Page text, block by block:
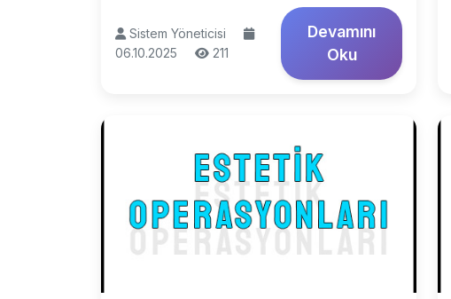
Sistem Yöneticisi
06.10.2025
211
Devamını
Oku